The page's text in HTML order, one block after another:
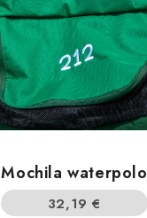
Mochila waterpolo
32,19€